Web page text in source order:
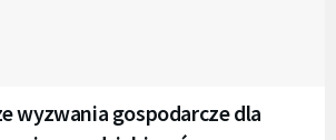
wyzwania gospodarcze dla